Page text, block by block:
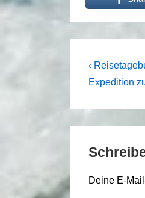
Previous
Post
‹
Expedition
Deine E-